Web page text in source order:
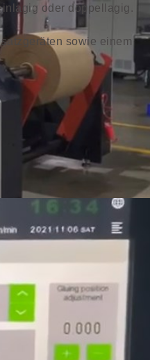
oder doppellagig.
sowie einem